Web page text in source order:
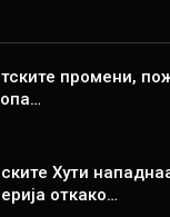
промени,
Хути
откако…